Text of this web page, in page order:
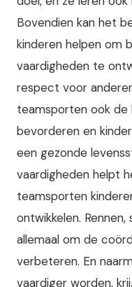
Bovendien kan het
kinderen helpen om
vaardigheden te
respect voor
teamsporten ook de
bevorderen en
een gezonde
vaardigheden helpt
teamsporten
ontwikkelen.
allemaal om de
verbeteren. En
vaardiger worden,